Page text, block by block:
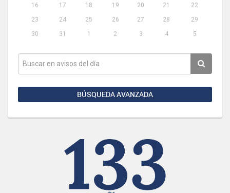
16
17 18 19 20 21
22
23
24 25 26 27 28
29
30
31 1 2 3 4 5
BÚSQUEDA AVANZADA